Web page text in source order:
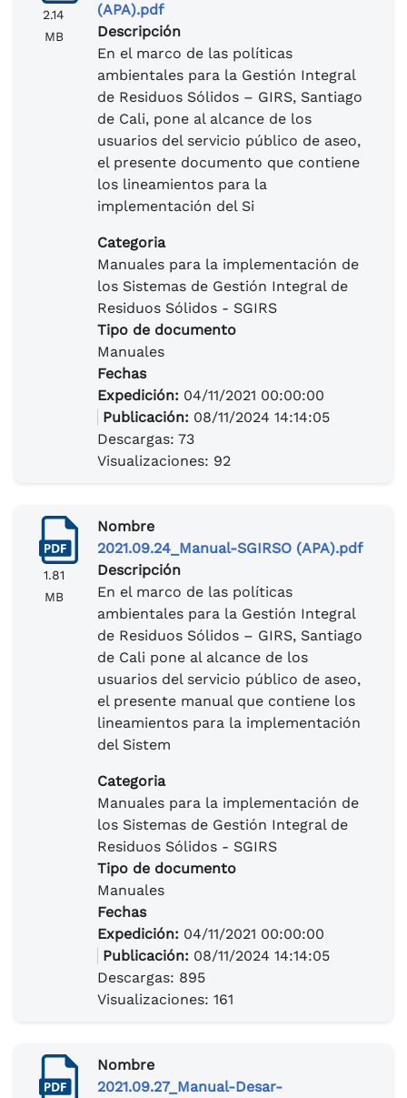
2.14
MB
(APA).pdf
Descripción
En el marco de las políticas
ambientales para la Gestión Integral
de Residuos Sólidos – GIRS, Santiago
de Cali, pone al alcance de los
usuarios del servicio público de aseo,
el presente documento que contiene
los lineamientos para la
implementación del Si
Categoria
Manuales para la implementación de
los Sistemas de Gestión Integral de
Residuos Sólidos - SGIRS
Tipo de documento
Manuales
Fechas
Expedición: 04/11/2021 00:00:00
Publicación: 08/11/2024 14:14:05
Descargas: 73
Visualizaciones: 92
1.81
MB
Nombre
2021.09.24_Manual-SGIRSO (APA).pdf
Descripción
En el marco de las políticas
ambientales para la Gestión Integral
de Residuos Sólidos – GIRS, Santiago
de Cali pone al alcance de los
usuarios del servicio público de aseo,
el presente manual que contiene los
lineamientos para la implementación
del Sistem
Categoria
Manuales para la implementación de
los Sistemas de Gestión Integral de
Residuos Sólidos - SGIRS
Tipo de documento
Manuales
Fechas
Expedición: 04/11/2021 00:00:00
Publicación: 08/11/2024 14:14:05
Descargas: 895
Visualizaciones: 161
Nombre
2021.09.27_Manual-Desar-